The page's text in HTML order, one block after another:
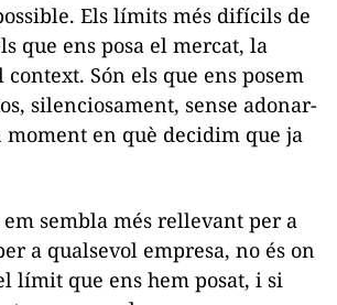
Els límits més difícils de
que ens posa el mercat, la
Són els que ens posem
silenciosament, sense adonar-
moment en què decidim que ja
sembla més rellevant per a
a qualsevol empresa, no és on
límit que ens hem posat, i si